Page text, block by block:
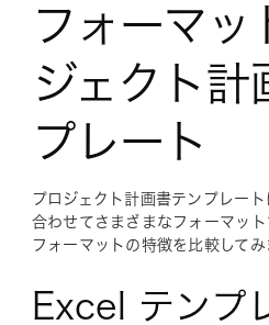
フォーマッ
ジェクト計
プレート
プロジェクト計画書テンプレー
合わせてさまざまなフォーマッ
フォーマットの特徴を比較してみ
Excel テンプ